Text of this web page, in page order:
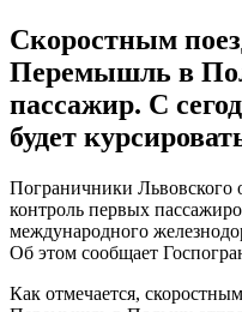
Скоростным
Перемышль в
пассажир. С
будет
Пограничники Львовского
контроль первых
международного
Об этом сообщает
Как отмечается,